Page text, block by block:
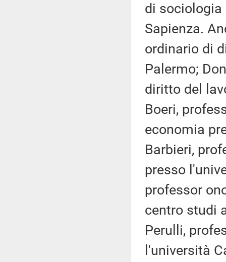
di sociologia
Sapienza.
ordinario di
Palermo;
diritto del
Boeri,
economia
Barbieri,
presso
professor
centro studi
Perulli,
l'università